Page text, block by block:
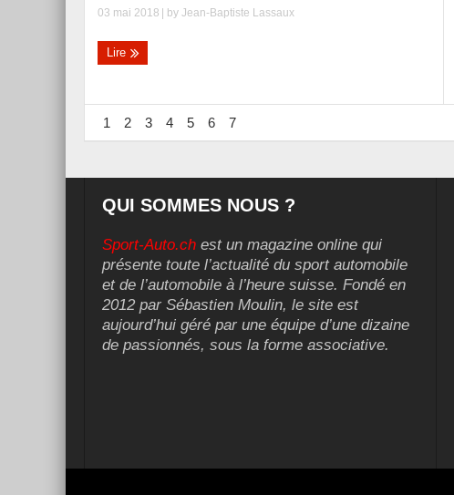
03 mai 2018 | by Jean-Baptiste Lassaux
Lire
1 2 3 4 5 6 7
QUI SOMMES NOUS ?
Sport-Auto.ch est un magazine online qui
présente toute l’actualité du sport automobile
et de l’automobile à l’heure suisse. Fondé en
2012 par Sébastien Moulin, le site est
aujourd’hui géré par une équipe d’une dizaine
de passionnés, sous la forme associative.